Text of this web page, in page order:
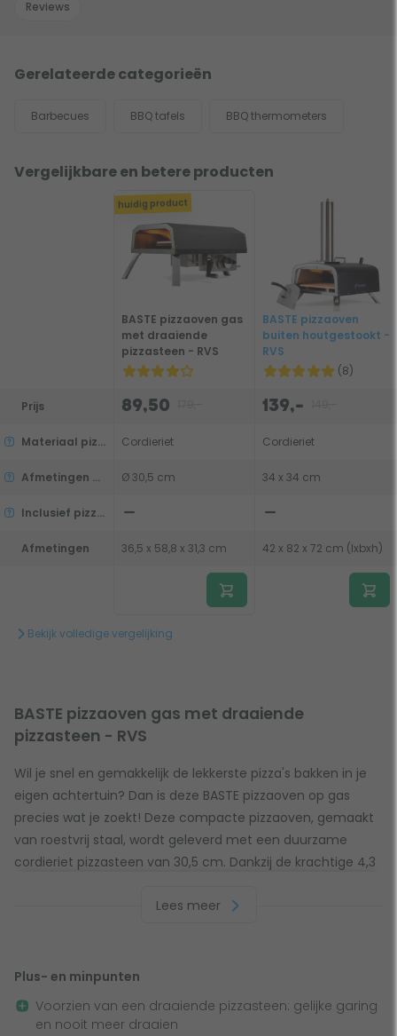
Reviews
Gerelateerde categorieën
Barbecues BBQ tafels BBQ thermometers
Vergelijkbare en betere producten
Prijs
Materiaal pizzasteen
Afmetingen pizzasteen
Inclusief pizzaschep
Afmetingen
huidig product
BASTE pizzaoven gas
met draaiende
pizzasteen - RVS
89,50
Cordieriet
Ø 30,5 cm
36,5 x 58,8 x 31,3 cm
BASTE pizzaoven
buiten houtgestookt -
RVS
(8)
139,-
Cordieriet
34 x 34 cm
42 x 82 x 72 cm (lxbxh)
Bekijk volledige vergelijking
BASTE pizzaoven gas met draaiende
pizzasteen - RVS
Wil je snel en gemakkelijk de lekkerste pizza's bakken in je
eigen achtertuin? Dan is deze BASTE pizzaoven op gas
precies wat je zoekt! Deze compacte pizzaoven, gemaakt
van roestvrij staal, wordt geleverd met een duurzame
cordieriet pizzasteen van 30,5 cm. Dankzij de krachtige 4,3
De BASTE pizzaoven is uitgerust met draaiende pizzasteen.
hem nooit meer hoeft te draaien. De oven werkt op gas,
Lees meer
Plus- en minpunten
Voorzien van een draaiende pizzasteen: gelijke garing
en nooit meer draaien